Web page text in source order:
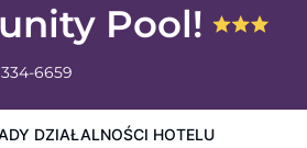
Pool!
6659
DZIAŁALNOŚCI HOTELU